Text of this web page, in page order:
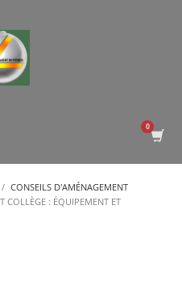
CONSEILS D'AMÉNAGEMENT
COLLÈGE : ÉQUIPEMENT ET